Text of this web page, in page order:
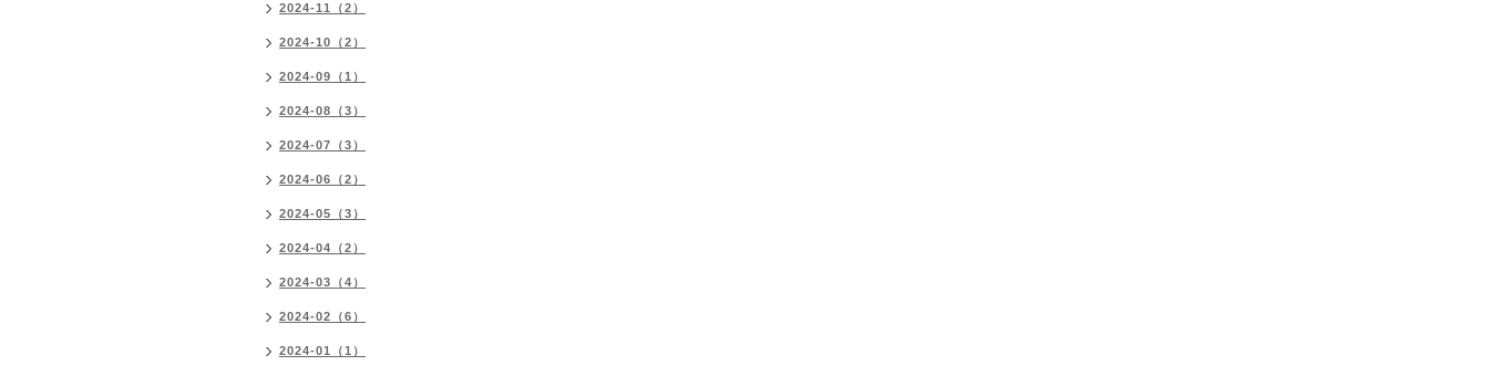
2024-11（2）
2024-10（2）
2024-09（1）
2024-08（3）
2024-07（3）
2024-06（2）
2024-05（3）
2024-04（2）
2024-03（4）
2024-02（6）
2024-01（1）